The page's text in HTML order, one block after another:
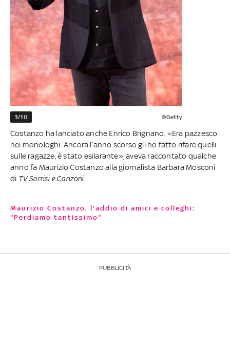
3/10 ©Getty
Costanzo ha lanciato anche Enrico Brignano. «Era pazzesco
nei monologhi. Ancora l’anno scorso gli ho fatto rifare quelli
sulle ragazze, è stato esilarante», aveva raccontato qualche
anno fa Maurizio Costanzo alla giornalista Barbara Mosconi
di TV Sorrisi e Canzoni
Maurizio Costanzo, l'addio di amici e colleghi:
"Perdiamo tantissimo"
PUBBLICITÀ